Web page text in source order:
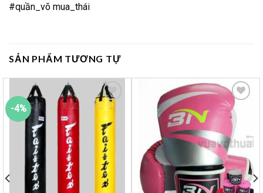
#quần_võ mua_thái
SẢN PHẨM TƯƠNG TỰ
-4%
Yêu
thích
Yêu
thích